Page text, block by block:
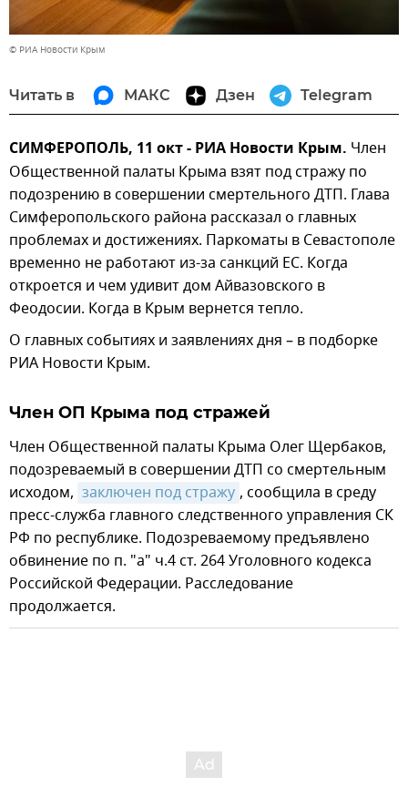
© РИА Новости Крым
Читать в МАКС Дзен Telegram
СИМФЕРОПОЛЬ, 11 окт - РИА Новости Крым. Член
Общественной палаты Крыма взят под стражу по
подозрению в совершении смертельного ДТП. Глава
Симферопольского района рассказал о главных
проблемах и достижениях. Паркоматы в Севастополе
временно не работают из-за санкций ЕС. Когда
откроется и чем удивит дом Айвазовского в
Феодосии. Когда в Крым вернется тепло.
О главных событиях и заявлениях дня – в подборке
РИА Новости Крым.
Член ОП Крыма под стражей
Член Общественной палаты Крыма Олег Щербаков,
подозреваемый в совершении ДТП со смертельным
исходом, заключен под стражу , сообщила в среду
пресс-служба главного следственного управления СК
РФ по республике. Подозреваемому предъявлено
обвинение по п. "а" ч.4 ст. 264 Уголовного кодекса
Российской Федерации. Расследование
продолжается.